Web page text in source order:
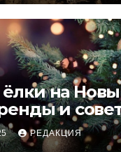
на
и
РЕДАКЦИЯ